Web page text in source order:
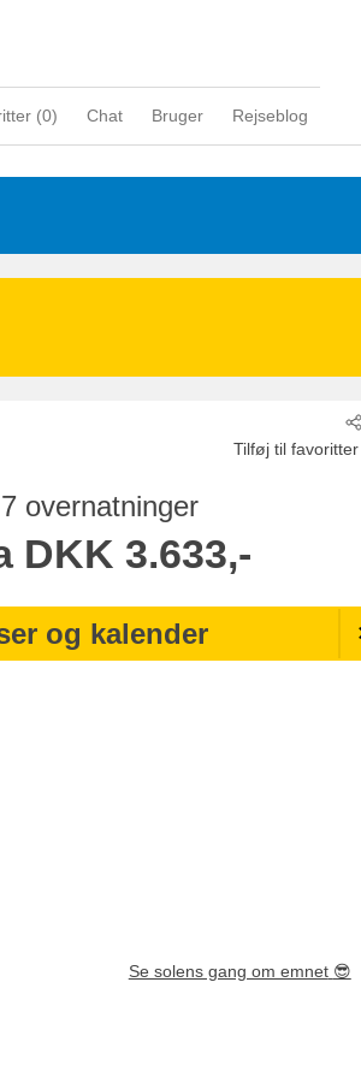
(0) Chat Bruger Rejseblog
Tilføj til favoritter
7 overnatninger
DKK 3.633,-
og kalender
Se solens gang om emnet 😎